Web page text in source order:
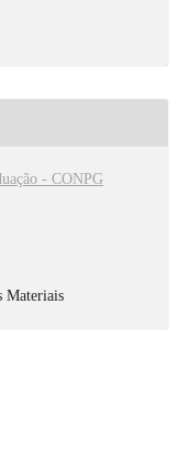
- CONPG
Materiais